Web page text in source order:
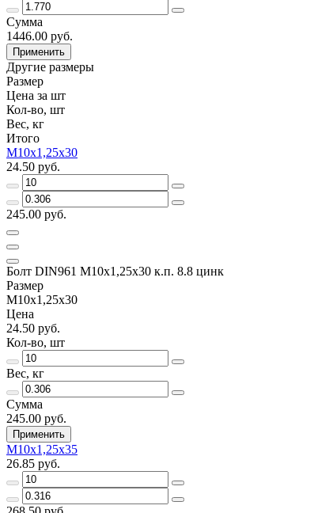
Сумма
1446.00 руб.
Применить
Другие размеры
Размер
Цена за шт
Кол-во, шт
Вес, кг
Итого
М10х1,25х30
24.50 руб.
245.00 руб.
Болт DIN961 М10х1,25х30 к.п. 8.8 цинк
Размер
М10х1,25х30
Цена
24.50 руб.
Кол-во, шт
Вес, кг
Сумма
245.00 руб.
Применить
М10х1,25х35
26.85 руб.